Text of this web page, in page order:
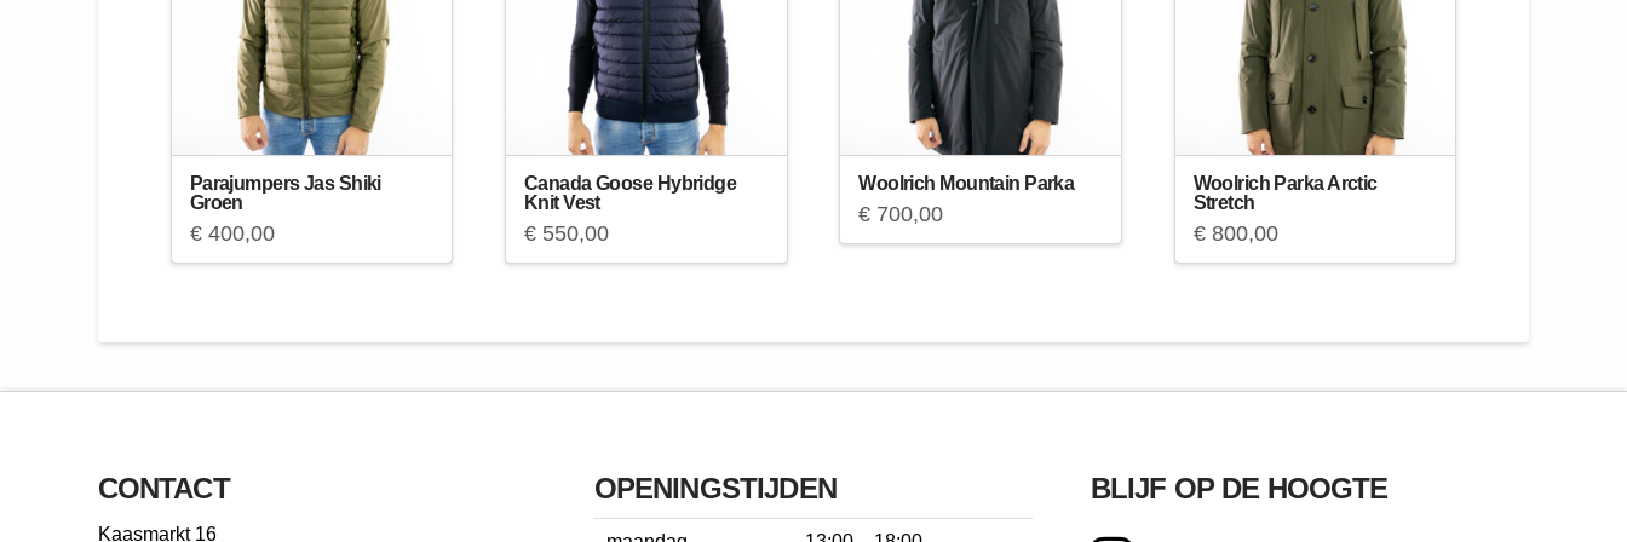
Parajumpers Jas Shiki
Groen
€400,00
Canada Goose Hybridge
Knit Vest
€550,00
Woolrich Mountain Parka
€ 700,00
Woolrich Parka Arctic
Stretch
€800,00
CONTACT
Kaasmarkt 16
OPENINGSTIJDEN BLIJF OP DE HOOGTE